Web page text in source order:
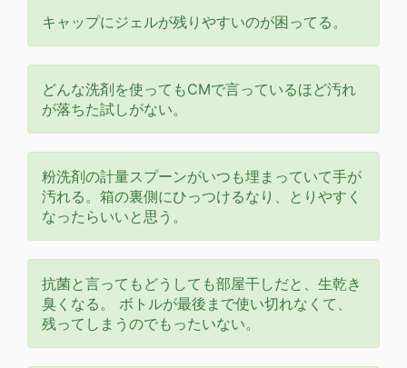
キャップにジェルが残りやすいのが困ってる。
どんな洗剤を使ってもCMで言っているほど汚れ
が落ちた試しがない。
粉洗剤の計量スプーンがいつも埋まっていて手が
汚れる。箱の裏側にひっつけるなり、とりやすく
なったらいいと思う。
抗菌と言ってもどうしても部屋干しだと、生乾き
臭くなる。 ボトルが最後まで使い切れなくて、
残ってしまうのでもったいない。